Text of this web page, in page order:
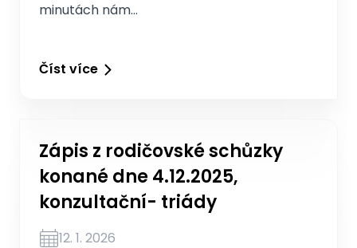
minutách nám…
Číst více
Zápis z rodičovské schůzky
konané dne 4.12.2025,
konzultační- triády
12. 1. 2026